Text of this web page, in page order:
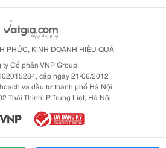
PHÚC, KINH DOANH HIỆU QUẢ
ty Cổ phần VNP Group.
cấp ngày 21/06/2012
và đầu tư thành phố Hà Nội
Thái Thịnh, P. Trung Liệt, Hà Nội